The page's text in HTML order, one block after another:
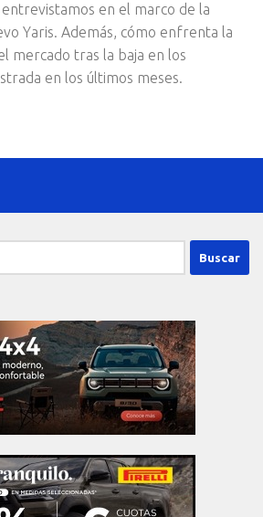
entrevistamos en el marco de la
Yaris. Además, cómo enfrenta la
mercado tras la baja en los
en los últimos meses.